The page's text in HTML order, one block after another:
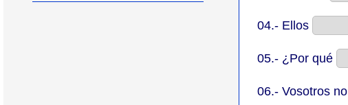
04.- Ellos
05.- ¿Por qué
06.- Vosotros no